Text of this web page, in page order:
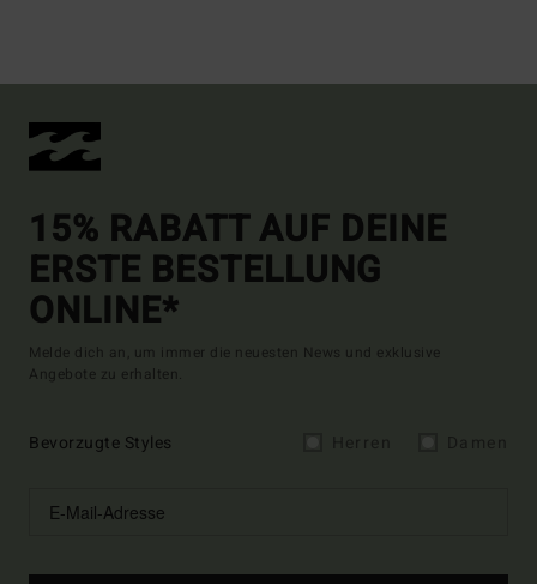
15% RABATT AUF DEINE
ERSTE BESTELLUNG
ONLINE*
Melde dich an, um immer die neuesten News und exklusive
Angebote zu erhalten.
Bevorzugte Styles